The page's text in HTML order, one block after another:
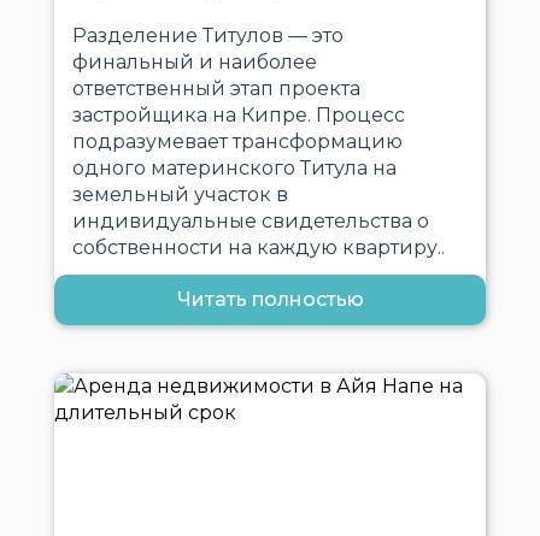
Разделение Титулов — это
финальный и наиболее
ответственный этап проекта
застройщика на Кипре. Процесс
подразумевает трансформацию
одного материнского Титула на
земельный участок в
индивидуальные свидетельства о
собственности на каждую квартиру..
Читать полностью